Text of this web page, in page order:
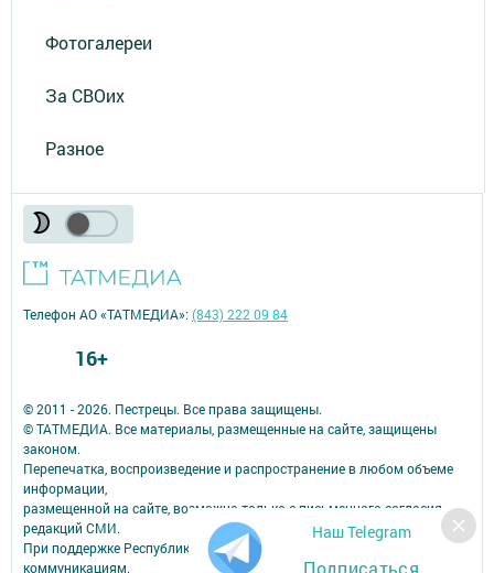
Фотогалереи
За СВОих
Разное
Наш Telegram
Подписаться
© 2011 - 2026. Пестрецы. Все права защищены.
© ТАТМЕДИА. Все материалы, размещенные на сайте, защищены
законом.
Перепечатка, воспроизведение и распространение в любом объеме
информации,
размещенной на сайте, возможна только с письменного согласия
редакций СМИ.
При поддержке Республиканского агентства по печати и массовым
коммуникациям.
Телефон АО «ТАТМЕДИА»:(843) 222 09 84
16+